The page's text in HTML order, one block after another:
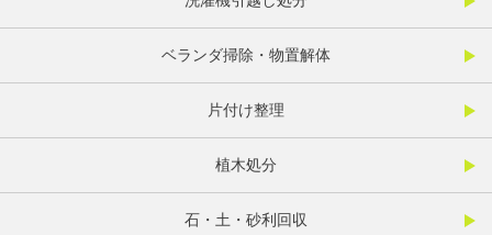
ベランダ掃除・物置解体
片付け整理
植木処分
石・土・砂利回収